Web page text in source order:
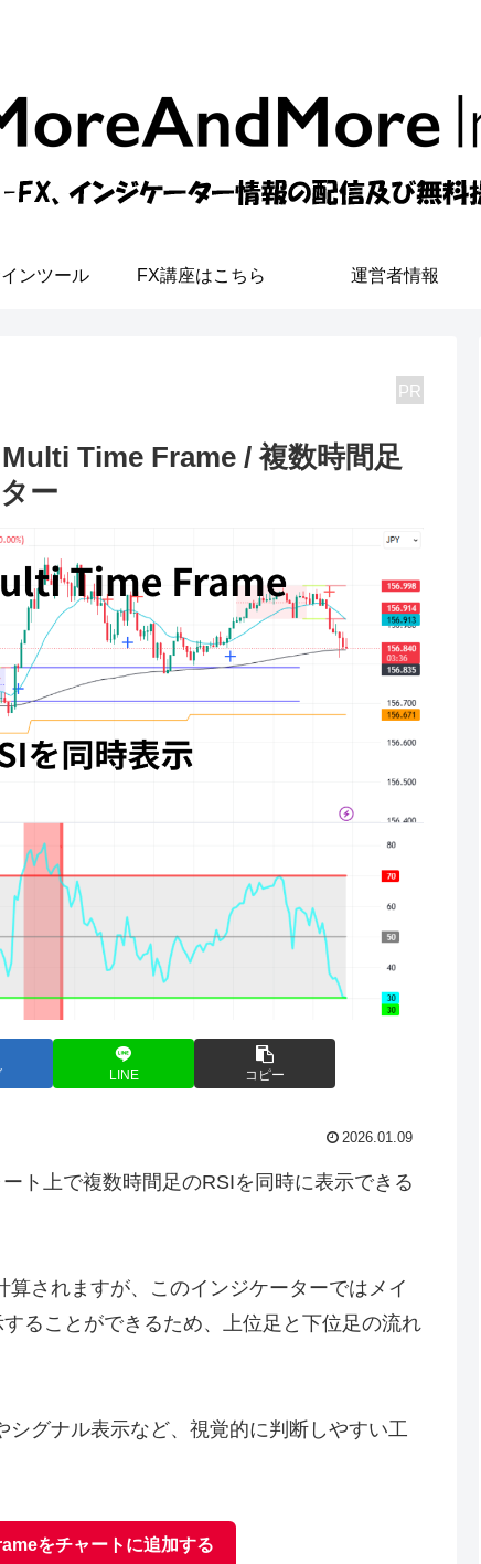
ンツール FX講座はこちら 運営者情報
PR
Time Frame / 複数時間足
ー
LINE コピー
2026.01.09
ト上で複数時間足のRSIを同時に表示できる
されますが、このインジケーターではメイ
ることができるため、上位足と下位足の流れ
グナル表示など、視覚的に判断しやすい工
をチャートに追加する